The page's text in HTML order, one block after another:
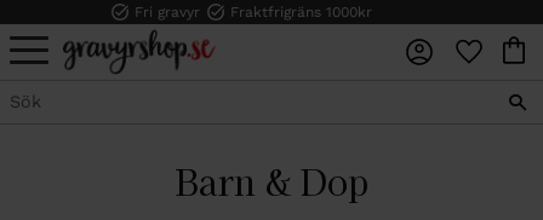
Meny
Fri gravyr Fraktfrigräns 1000kr
Barn & Dop